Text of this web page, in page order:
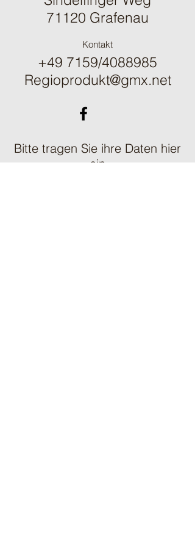
71120 Grafenau
Kontakt
+49 7159/4088985
Regioprodukt@gmx.net
Bitte tragen Sie ihre Daten hier
ein